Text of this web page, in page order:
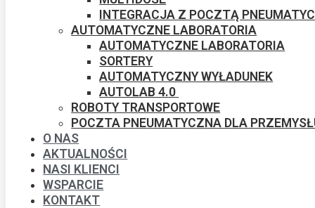
INTEGRACJA Z POCZTĄ
AUTOMATYCZNE ​LABORATORIA
AUTOMATYCZNE ​LABORATORIA
SORTERY
AUTOMATYCZNY WYŁADUNEK​
AUTOLAB 4.0 ​
ROBOTY TRANSPORTOWE
POCZTA PNEUMATYCZNA DLA
O NAS
AKTUALNOŚCI
NASI KLIENCI
WSPARCIE
KONTAKT